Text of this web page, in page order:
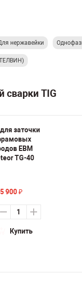
нержавейки
сварки TIG
заточки
ЕВМ
TG-40
900 ₽
Купить